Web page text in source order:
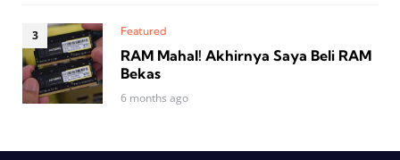
Featured
RAM Mahal! Akhirnya Saya Beli RAM
Bekas
6 months ago